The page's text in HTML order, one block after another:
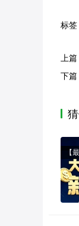
标签
上篇
下篇
【